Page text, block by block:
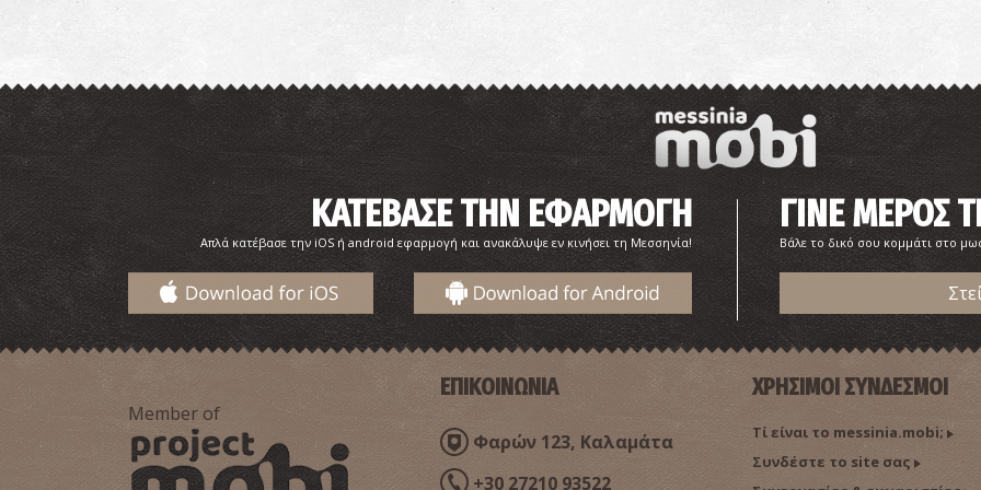
ΚΑΤΕΒΑΣΕ ΤΗΝ ΕΦΑΡΜΟΓΗ
Απλά κατέβασε την iOS ή android εφαρμογή και ανακάλυψε εν κινήσει τη Μεσσηνία!
ΓΙΝΕ ΜΕΡΟΣ
Βάλε το δικό σου κομμάτι στο
Member of
ΕΠΙΚΟΙΝΩΝΙΑ
Φαρών 123, Καλαμάτα
+30 27210 93522
ΧΡΗΣΙΜΟΙ ΣΥΝΔΕΣΜΟΙ
Τί είναι το messinia.mobi;
Συνδέστε το site σας